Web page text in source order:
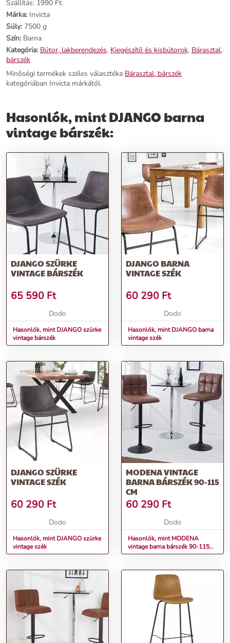
Tömeg: 7500 g
Szín:Barna
Szállítási díj:1990 Ft
Előnyök:
Kortalan stílus:A DJANGO bárszék passzol a modern és vintage
otthonokba egyaránt.
Stabil kivitel: Az erős fémkeret biztosítja a szék stabilitását, így
biztos lehetsz benne, hogy vendégeid kényelmesen élvezik italaikat.
kifinomult eleganciáját és kényelmét!
További információk>>
Szállítás: 1990 Ft.
Márka: Invicta
Súly: 7500 g
Szín: Barna
Kategória: Bútor, lakberendezés, Kiegészítõ és kisbútorok, Bárasztal,
bárszék
Minőségi termékek széles választéka Bárasztal, bárszék
kategóriában Invicta márkától.
Hasonlók, mint DJANGO barna
vintage bárszék:
DJANGO SZÜRKE
VINTAGE BÁRSZÉK
65 590 Ft
Dodo
Hasonlók, mint DJANGO szürke
vintage bárszék
DJANGO BARNA
VINTAGE SZÉK
60 290 Ft
Dodo
Hasonlók, mint DJANGO barna
vintage szék
DJANGO SZÜRKE
VINTAGE SZÉK
60 290 Ft
Dodo
Hasonlók, mint DJANGO szürke
vintage szék
MODENA VINTAGE
BARNA BÁRSZÉK 90-115
CM
60 290 Ft
Dodo
Hasonlók, mint MODENA
vintage barna bárszék 90-115
cm